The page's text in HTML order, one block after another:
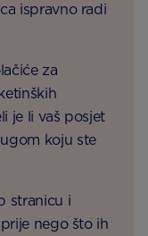
ispravno radi
za
je li vaš posjet
koju ste
stranicu i
nego što ih